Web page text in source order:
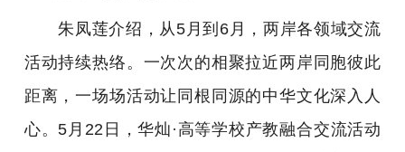
朱凤莲介绍，从5月到6月，两岸各领域交流
活动持续热络。一次次的相聚拉近两岸同胞彼此
距离，一场场活动让同根同源的中华文化深入人
心。5月22日，华灿·高等学校产教融合交流活动